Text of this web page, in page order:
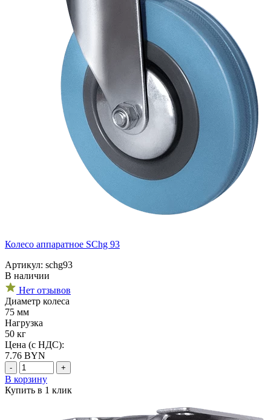
Колесо аппаратное SChg 93
Артикул: schg93
В наличии
Нет отзывов
Диаметр колеса
75 мм
Нагрузка
50 кг
Цена (с НДС):
7.76 BYN
- +
В корзину
Купить в 1 клик